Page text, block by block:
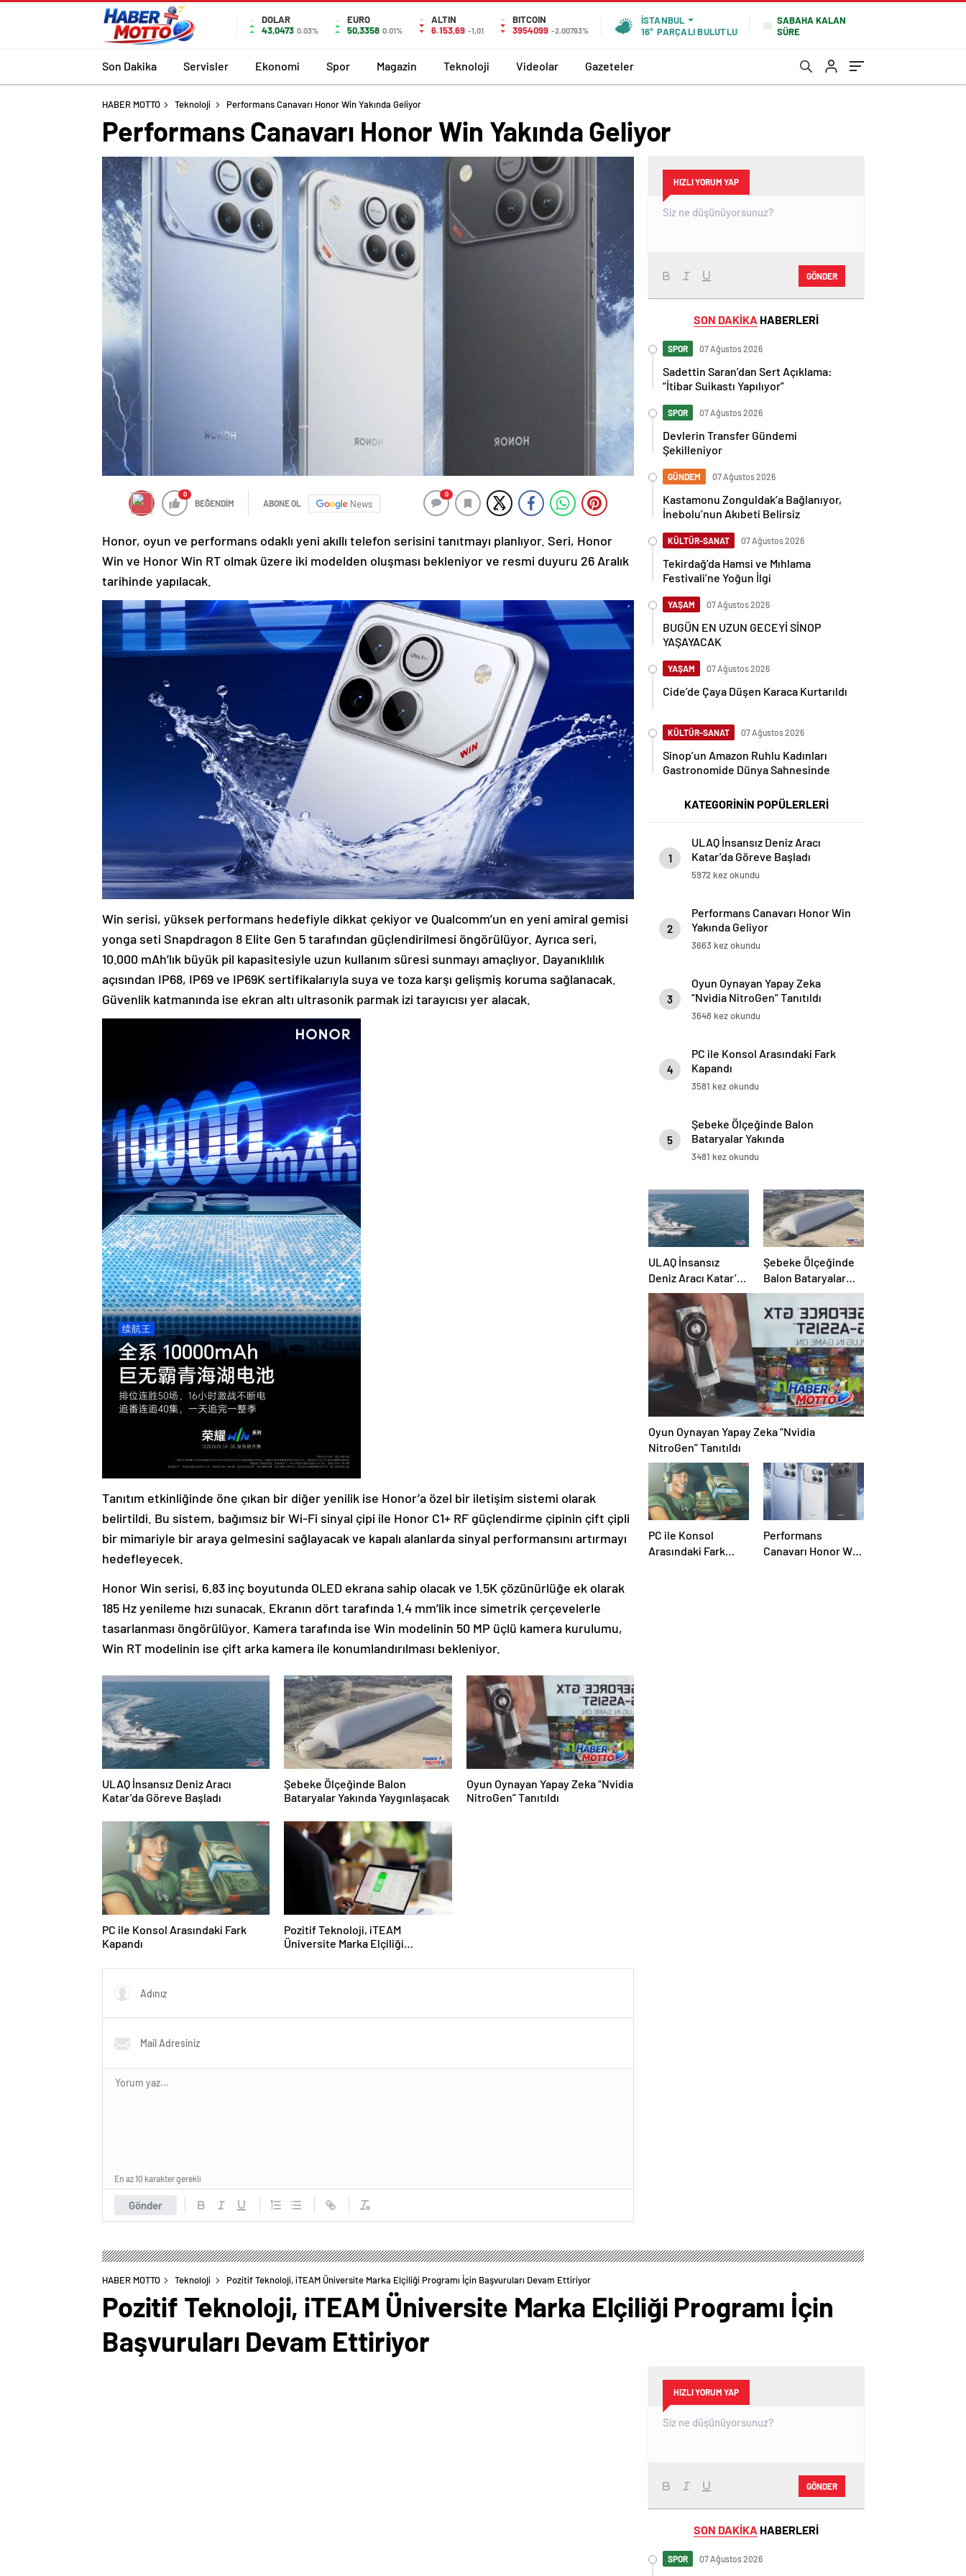
DOLAR
43,0473 0.03%
EURO
50,3358 0.01%
ALTIN
6.153,69 -1,01
BITCOIN
3954099 -2.00793%
İSTANBUL
16° PARÇALI BULUTLU
SABAHA KALAN
SÜRE
Son Dakika Servisler Ekonomi Spor Magazin Teknoloji Videolar Gazeteler
HABER MOTTO Teknoloji Performans Canavarı Honor Win Yakında Geliyor
Performans Canavarı Honor Win Yakında Geliyor
0
BEĞENDİM ABONE OL News
0
Honor, oyun ve performans odaklı yeni akıllı telefon serisini tanıtmayı planlıyor. Seri, Honor
Win ve Honor Win RT olmak üzere iki modelden oluşması bekleniyor ve resmi duyuru 26 Aralık
tarihinde yapılacak.
Win serisi, yüksek performans hedefiyle dikkat çekiyor ve Qualcomm’un en yeni amiral gemisi
yonga seti Snapdragon 8 Elite Gen 5 tarafından güçlendirilmesi öngörülüyor. Ayrıca seri,
10.000 mAh’lık büyük pil kapasitesiyle uzun kullanım süresi sunmayı amaçlıyor. Dayanıklılık
açısından IP68, IP69 ve IP69K sertifikalarıyla suya ve toza karşı gelişmiş koruma sağlanacak.
Güvenlik katmanında ise ekran altı ultrasonik parmak izi tarayıcısı yer alacak.
Tanıtım etkinliğinde öne çıkan bir diğer yenilik ise Honor’a özel bir iletişim sistemi olarak
belirtildi. Bu sistem, bağımsız bir Wi-Fi sinyal çipi ile Honor C1+ RF güçlendirme çipinin çift çipli
bir mimariyle bir araya gelmesini sağlayacak ve kapalı alanlarda sinyal performansını artırmayı
hedefleyecek.
Honor Win serisi, 6.83 inç boyutunda OLED ekrana sahip olacak ve 1.5K çözünürlüğe ek olarak
185 Hz yenileme hızı sunacak. Ekranın dört tarafında 1.4 mm’lik ince simetrik çerçevelerle
tasarlanması öngörülüyor. Kamera tarafında ise Win modelinin 50 MP üçlü kamera kurulumu,
Win RT modelinin ise çift arka kamera ile konumlandırılması bekleniyor.
ULAQ İnsansız Deniz Aracı
Katar’da Göreve Başladı
Şebeke Ölçeğinde Balon
Bataryalar Yakında Yaygınlaşacak
Oyun Oynayan Yapay Zeka “Nvidia
NitroGen” Tanıtıldı
PC ile Konsol Arasındaki Fark
Kapandı
Pozitif Teknoloji, iTEAM
Üniversite Marka Elçiliği
Ettiriyor
Gönder
En az 10 karakter gerekli
HIZLI YORUM YAP
GÖNDER
SON DAKİKA HABERLERİ
SPOR 07 Ağustos 2026
Sadettin Saran’dan Sert Açıklama:
“İtibar Suikastı Yapılıyor”
SPOR 07 Ağustos 2026
Devlerin Transfer Gündemi
Şekilleniyor
GÜNDEM 07 Ağustos 2026
Kastamonu Zonguldak’a Bağlanıyor,
İnebolu’nun Akıbeti Belirsiz
KÜLTÜR-SANAT 07 Ağustos 2026
Tekirdağ’da Hamsi ve Mıhlama
Festivali’ne Yoğun İlgi
YAŞAM 07 Ağustos 2026
BUGÜN EN UZUN GECEYİ SİNOP
YAŞAYACAK
YAŞAM 07 Ağustos 2026
Cide’de Çaya Düşen Karaca Kurtarıldı
KÜLTÜR-SANAT 07 Ağustos 2026
Sinop’un Amazon Ruhlu Kadınları
Gastronomide Dünya Sahnesinde
KATEGORİNİN POPÜLERLERİ
1
ULAQ İnsansız Deniz Aracı
Katar’da Göreve Başladı
5972 kez okundu
2
Performans Canavarı Honor Win
Yakında Geliyor
3663 kez okundu
3
Oyun Oynayan Yapay Zeka
“Nvidia NitroGen” Tanıtıldı
3648 kez okundu
4
PC ile Konsol Arasındaki Fark
Kapandı
3581 kez okundu
5
Şebeke Ölçeğinde Balon
Bataryalar Yakında
Yaygınlaşacak
3481 kez okundu
ULAQ İnsansız
Deniz Aracı Katar’da
Göreve Başladı
Şebeke Ölçeğinde
Balon Bataryalar
Yakında
Yaygınlaşacak
Oyun Oynayan Yapay Zeka “Nvidia
NitroGen” Tanıtıldı
PC ile Konsol
Arasındaki Fark
Performans
Canavarı Honor Win
HABER MOTTO Teknoloji Pozitif Teknoloji, iTEAM Üniversite Marka Elçiliği Programı İçin Başvuruları Devam Ettiriyor
Pozitif Teknoloji, iTEAM Üniversite Marka Elçiliği Programı İçin
Başvuruları Devam Ettiriyor
HIZLI YORUM YAP
GÖNDER
SON DAKİKA HABERLERİ
SPOR 07 Ağustos 2026